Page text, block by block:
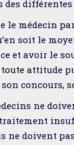
des
le médecin
soit le
et avoir le
toute attitude
concours,
ne
ne doivent